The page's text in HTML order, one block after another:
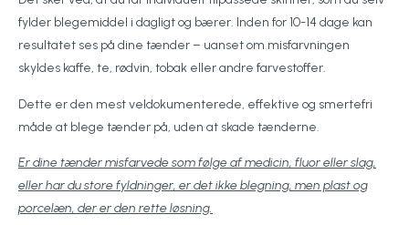
fylder blegemiddel i dagligt og bærer. Inden for 10-14 dage kan
resultatet ses på dine tænder – uanset om misfarvningen
skyldes kaffe, te, rødvin, tobak eller andre farvestoffer.
Dette er den mest veldokumenterede, effektive og smertefri
måde at blege tænder på, uden at skade tænderne.
Er dine tænder misfarvede som følge af medicin, fluor eller slag,
eller har du store fyldninger, er det ikke blegning, men plast og
porcelæn, der er den rette løsning.